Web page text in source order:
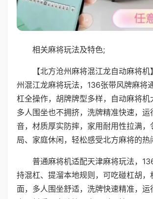
相关麻将玩法及特色;
【北方沧州麻将混江龙自动麻将
州混江龙麻将玩法，136张带风牌麻将
杠全操作，胡牌牌型多样，自动麻将机
多人围坐也不拥挤，洗牌精准快速，运
音，材质厚实防摔，家用耐用性拉满，
局、家庭休闲，轻松感受北方麻将的热
普通麻将机适配天津麻将玩法，
持混杠、提溜本地规则，可吃碰杠胡，
面，多人围坐舒适，洗牌快速精准，运